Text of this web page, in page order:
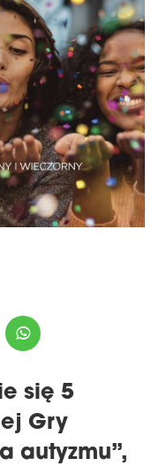
się 5
Gry
autyzmu”,